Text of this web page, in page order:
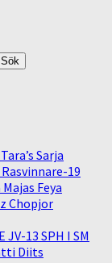
Sarja
19
Feya
Chopjor
JV-13 SPH I SM
Diits